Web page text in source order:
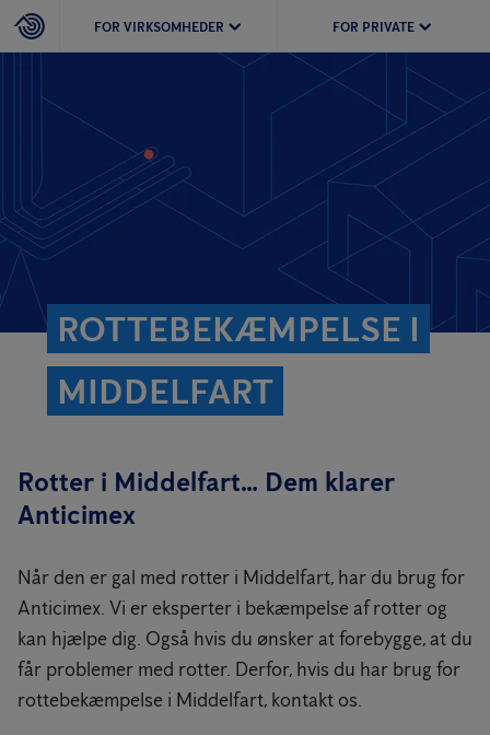
FOR VIRKSOMHEDER FOR PRIVATE
ROTTEBEKÆMPELSE I
MIDDELFART
Rotter i Middelfart… Dem klarer
Anticimex
Når den er gal med rotter i Middelfart, har du brug for
Anticimex. Vi er eksperter i bekæmpelse af rotter og
kan hjælpe dig. Også hvis du ønsker at forebygge, at du
får problemer med rotter. Derfor, hvis du har brug for
rottebekæmpelse i Middelfart, kontakt os.